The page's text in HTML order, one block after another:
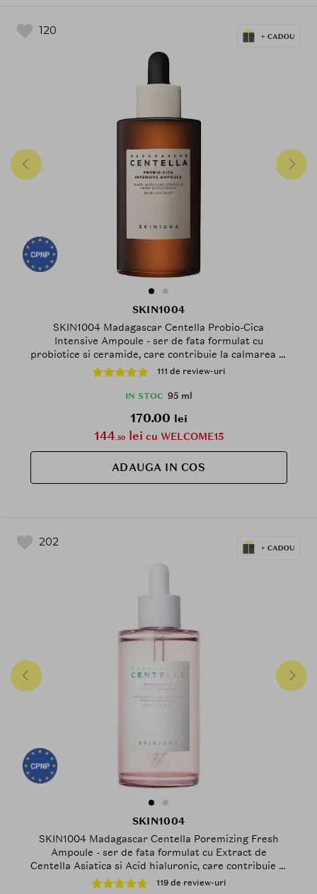
120
SKIN1004
SKIN1004 Madagascar Centella Probio-Cica
Intensive Ampoule - ser de fata formulat cu
probiotice si ceramide, care contribuie la calmarea si
repararea pielii deteriorate si la metinerea
hidratarii pielii - 95 ml
111 de review-uri
IN STOC 95 ml
170.00 lei
144.50lei cu WELCOME15
ADAUGA IN COS
202
SKIN1004
SKIN1004 Madagascar Centella Poremizing Fresh
Ampoule - ser de fata formulat cu Extract de
Centella Asiatica si Acid hialuronic, care contribuie la
minimizarea aspectului porilor si la mentinerea
119 de review-uri